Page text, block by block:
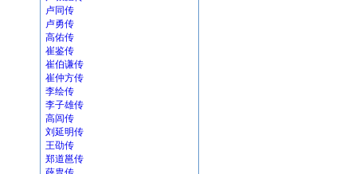
卢同传
卢勇传
高佑传
崔鉴传
崔伯谦传
崔仲方传
李绘传
李子雄传
高闾传
刘延明传
王劭传
郑道邕传